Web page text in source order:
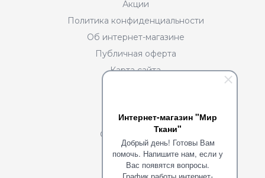
Интернет-магазин "Мир
Ткани"
Добрый день! Готовы Вам
помочь. Напишите нам, если у
Вас появятся вопросы.
Акции
Политика конфиденциальности
Об интернет-магазине
Публичная оферта
Карта сайта
О нас
Сотрудничество
Портфолио
Команда